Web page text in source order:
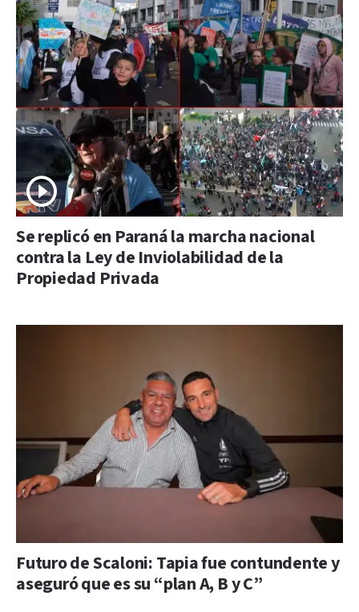
Se replicó en Paraná la marcha nacional
contra la Ley de Inviolabilidad de la
Propiedad Privada
Futuro de Scaloni: Tapia fue contundente y
aseguró que es su “plan A, B y C”